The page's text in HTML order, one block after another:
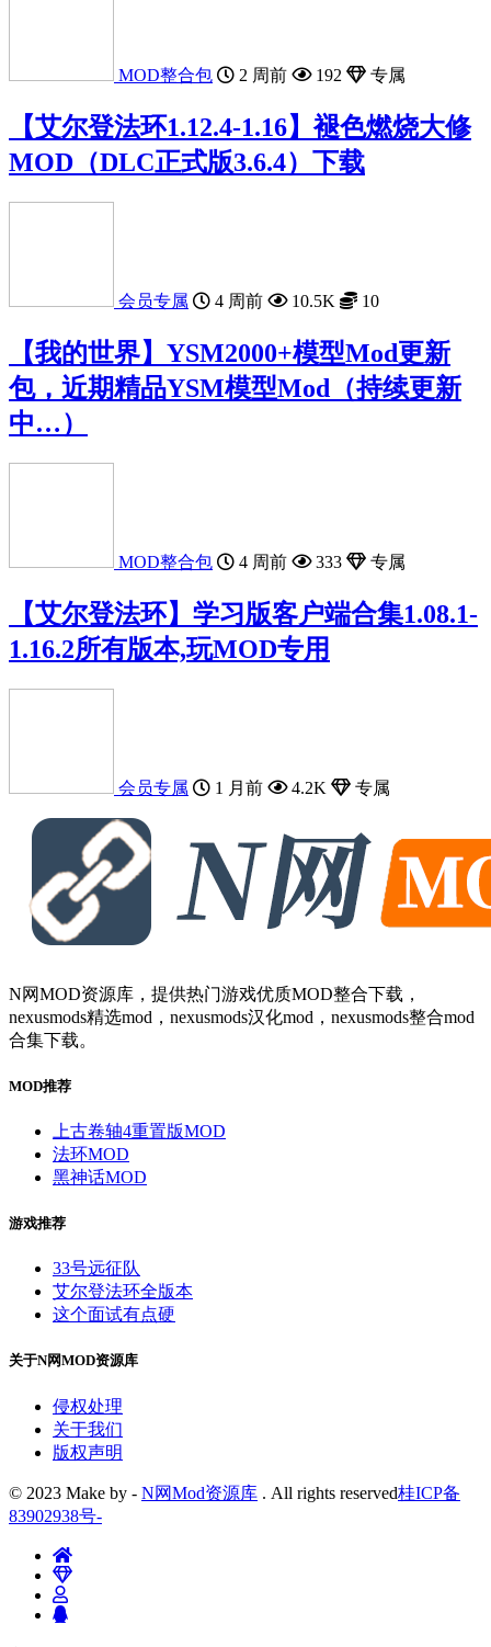
MOD整合包 2 周前 192 专属
【艾尔登法环1.12.4-1.16】褪色燃烧大修
MOD（DLC正式版3.6.4）下载
会员专属 4 周前 10.5K 10
【我的世界】YSM2000+模型Mod更新
包，近期精品YSM模型Mod（持续更新
中…）
MOD整合包 4 周前 333 专属
【艾尔登法环】学习版客户端合集1.08.1-
1.16.2所有版本,玩MOD专用
会员专属 1 月前 4.2K 专属
N网MOD资源库，提供热门游戏优质MOD整合下载，
nexusmods精选mod，nexusmods汉化mod，nexusmods整合mod
合集下载。
MOD推荐
上古卷轴4重置版MOD
法环MOD
黑神话MOD
游戏推荐
33号远征队
艾尔登法环全版本
这个面试有点硬
关于N网MOD资源库
侵权处理
关于我们
版权声明
© 2023 Make by - N网Mod资源库 . All rights reserved桂ICP备
83902938号-